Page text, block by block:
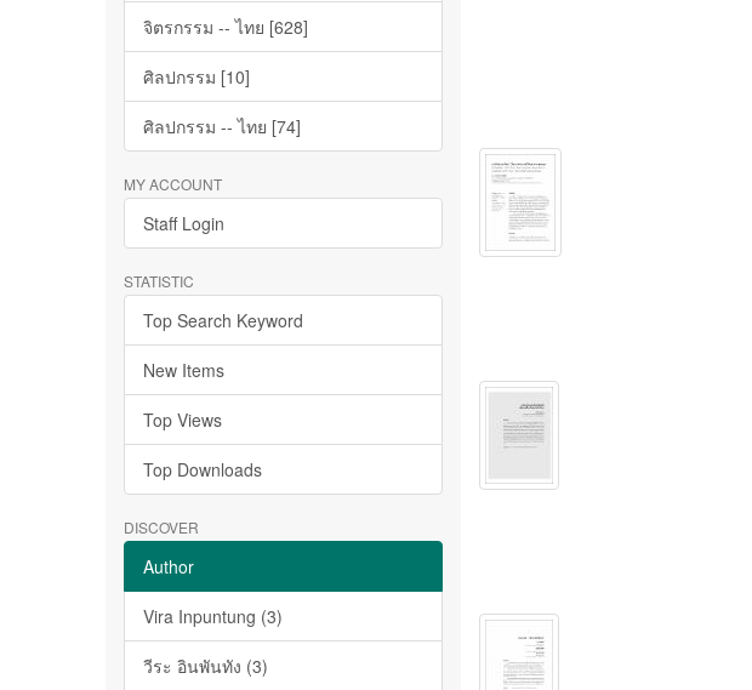
จิตรกรรม -- ไทย [628]
ศิลปกรรม [10]
ศิลปกรรม -- ไทย [74]
MY ACCOUNT
Staff Login
STATISTIC
Top Search Keyword
New Items
Top Views
Top Downloads
DISCOVER
Author
Vira Inpuntung (3)
วีระ อินพันทัง (3)